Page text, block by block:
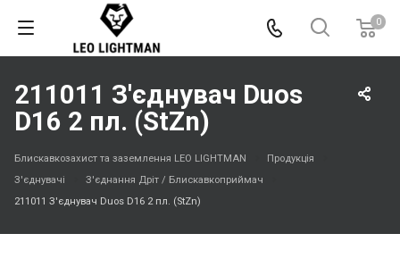
0
211011 З'єднувач Duos
D16 2 пл. (StZn)
Блискавкозахист та заземлення LEO LIGHTMAN
Продукція
З'єднувачі
З'єднання Дріт / Блискавкоприймач
211011 З'єднувач Duos D16 2 пл. (StZn)